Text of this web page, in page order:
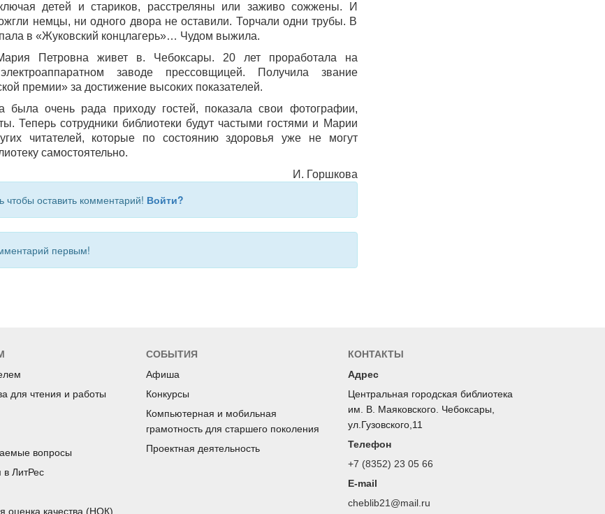
детей и стариков, расстреляны или заживо сожжены. И
немцы, ни одного двора не оставили. Торчали одни трубы. В
в «Жуковский концлагерь»… Чудом выжила.
Петровна живет в. Чебоксары. 20 лет проработала на
заводе прессовщицей. Получила звание
премии» за достижение высоких показателей.
была очень рада приходу гостей, показала свои фотографии,
Теперь сотрудники библиотеки будут частыми гостями и Марии
читателей, которые по состоянию здоровья уже не могут
самостоятельно.
И. Горшкова
чтобы оставить комментарий! Войти?
первым!
для чтения и работы
вопросы
в ЛитРес
оценка качества (НОК)
СОБЫТИЯ
Афиша
Конкурсы
Компьютерная и мобильная
грамотность для старшего поколения
Проектная деятельность
КОНТАКТЫ
Адрес
Центральная городская библиотека
им. В. Маяковского. Чебоксары,
ул.Гузовского,11
Телефон
+7 (8352) 23 05 66
E-mail
cheblib21@mail.ru